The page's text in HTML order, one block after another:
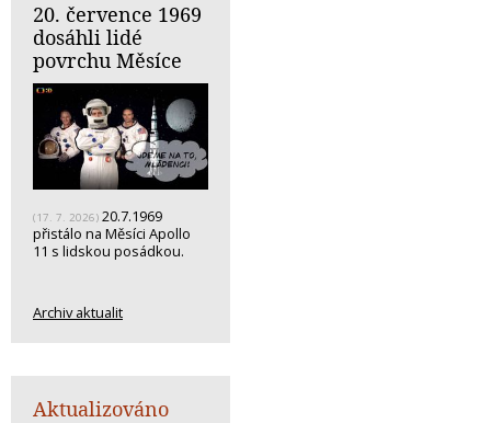
20. července 1969
dosáhli lidé
povrchu Měsíce
(17. 7. 2026) 20.7.1969
přistálo na Měsíci Apollo
11 s lidskou posádkou.
Archiv aktualit
Aktualizováno